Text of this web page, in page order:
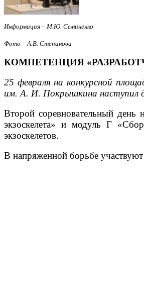
Информация – М.Ю. Семиненко
Фото – А.В. Степанова
КОМПЕТЕНЦИЯ
25 февраля на конкурсной
им. А. И. Покрышкина наступил
Второй соревновательный день
экзоскелета» и модуль Г
экзоскелетов.
В напряженной борьбе